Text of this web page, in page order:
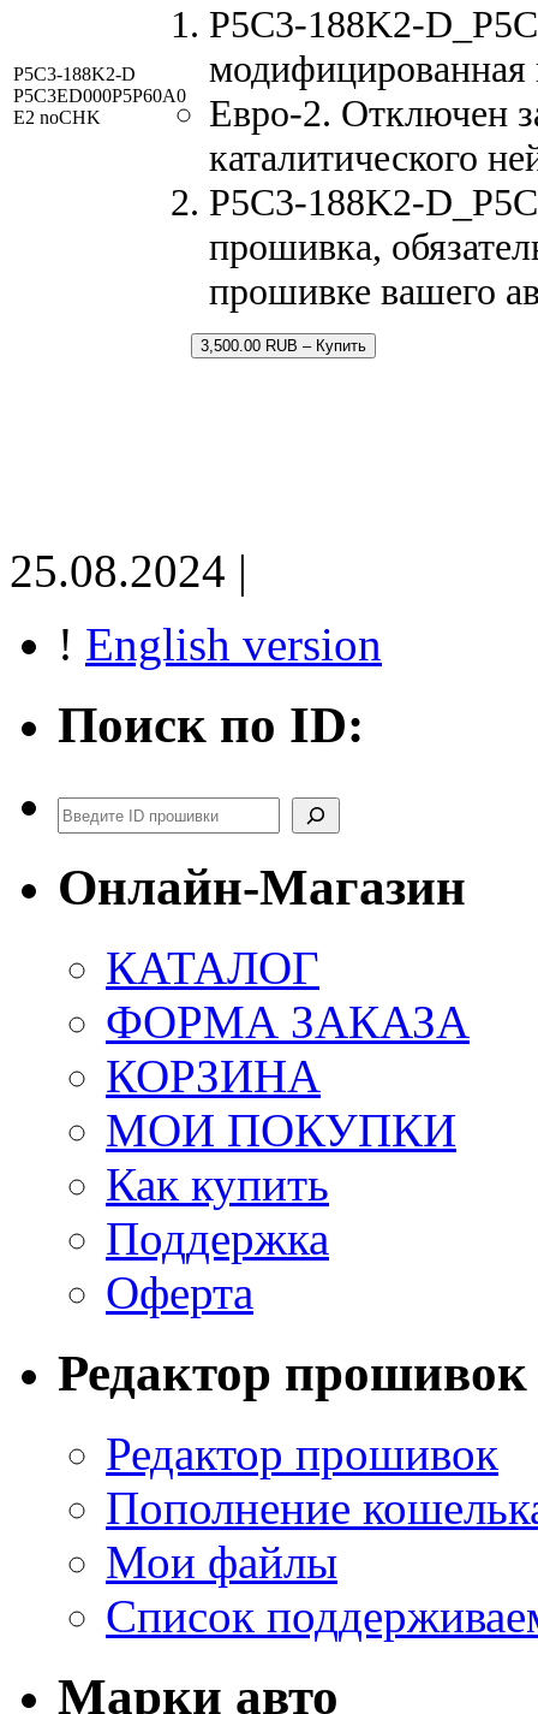
P5C3-188K2-D
P5C3ED000P5P60A0
E2 noCHK
P5C3-188K2-
Евро-2. Отключен
каталитического
P5C3-188K2-
прошивка,
прошивке вашего
3,500.00 RUB – Купить
25.08.2024 |
! English version
Поиск по ID:
Поиск
Онлайн-Магазин
КАТАЛОГ
ФОРМА ЗАКАЗА
КОРЗИНА
МОИ ПОКУПКИ
Как купить
Поддержка
Оферта
Редактор прошивок
Редактор прошивок
Пополнение
Мои файлы
Список
Марки авто